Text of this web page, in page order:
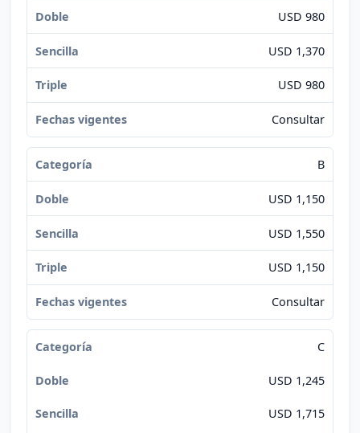
USD 980
USD 1,370
USD 980
Consultar
B
USD 1,150
USD 1,550
USD 1,150
Consultar
C
USD 1,245
USD 1,715